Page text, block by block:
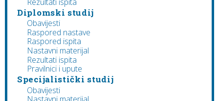
Diplomski studij
Obavijesti
Raspored nastave
Raspored ispita
Nastavni materijal
Rezultati ispita
Pravilnici i upute
Specijalistički studij
Obavijesti